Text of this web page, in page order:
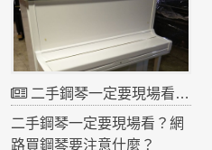
其實現在很多人會選擇 中古
鋼琴，原因很簡單。
✔ 價格更親民
一台全新鋼琴可能要十幾萬
甚至二十萬，但品質好的中
古鋼琴只要 3～6萬元 就能
入手。
二手鋼琴一定要現場看？網路買鋼琴要注意什麼？
二手鋼琴一定要現場看？網
路買鋼琴要注意什麼？